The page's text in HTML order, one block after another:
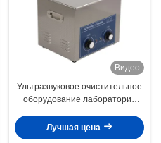
Видео
Ультразвуковое очистительное
оборудование лаборатории
ультразвуковое очистительное
оборудование с функциями
Лучшая цена